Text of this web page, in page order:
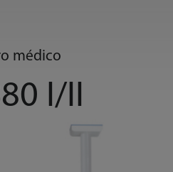
médico
I/II